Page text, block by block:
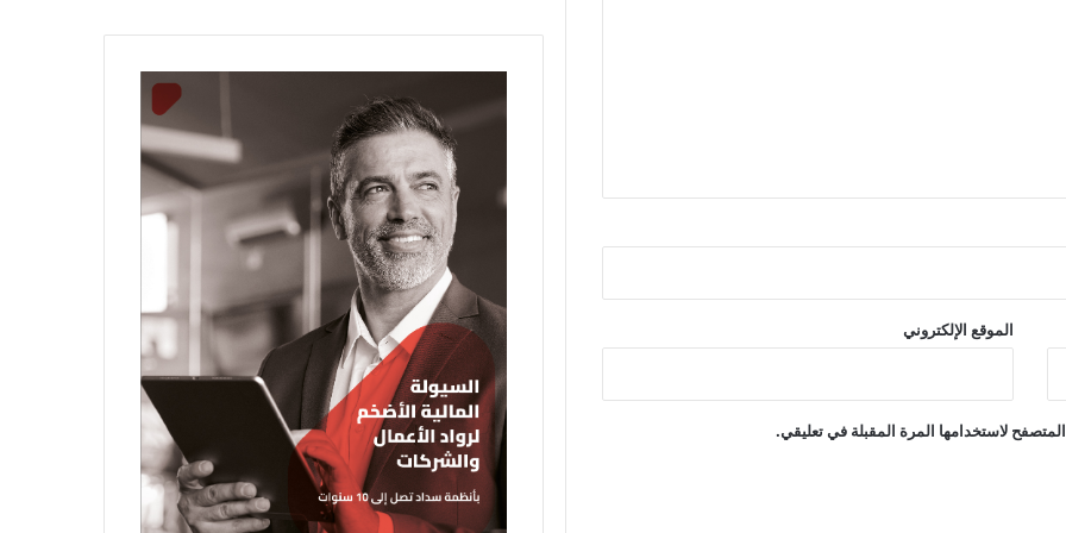
الموقع الإلكتروني
لاستخدامها المرة المقبلة في تعليقي.